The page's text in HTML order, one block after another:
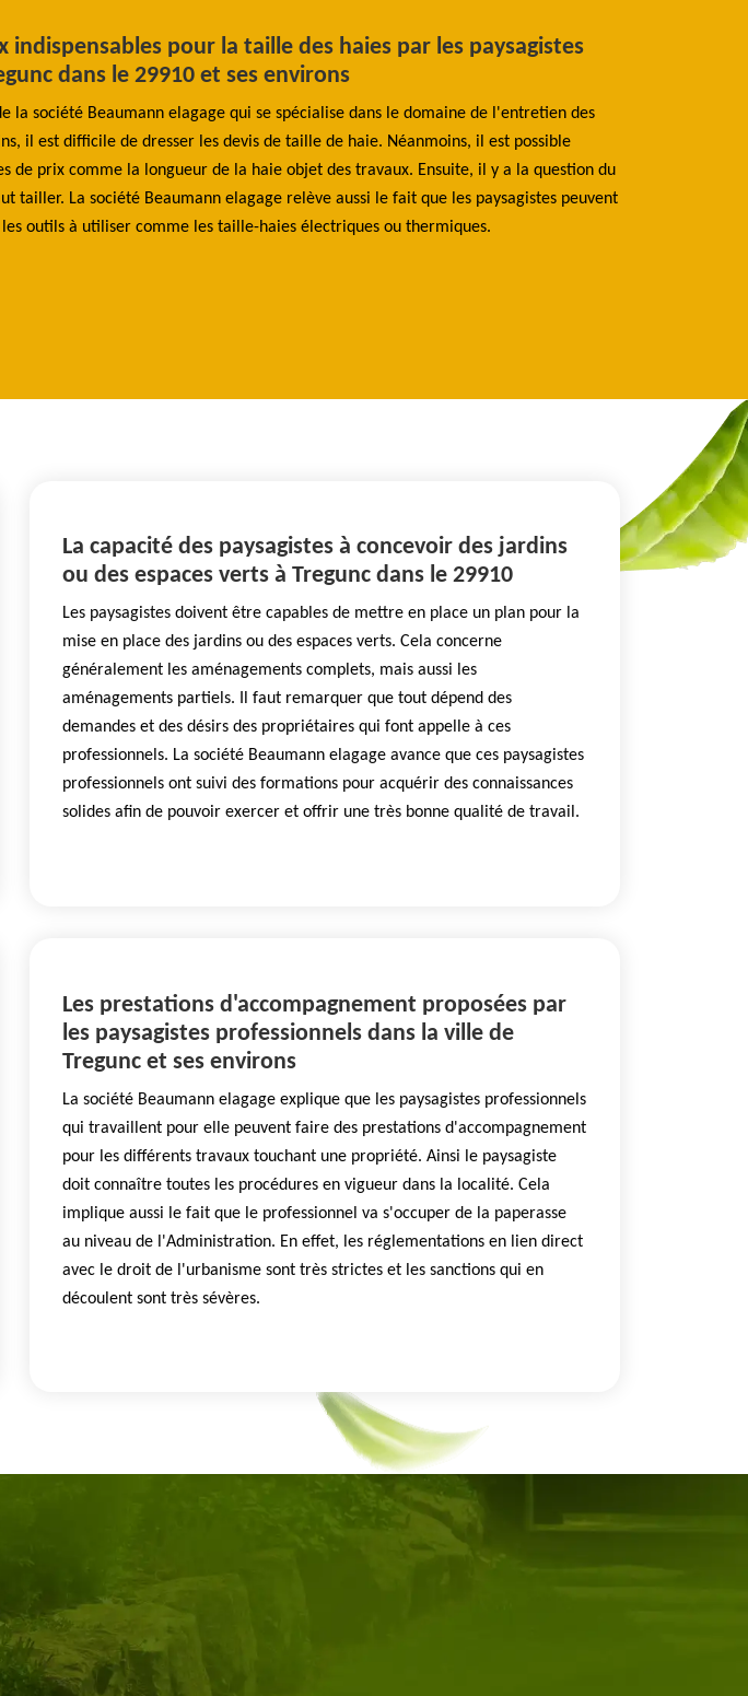
indispensables pour la taille des haies par les paysagistes
dans le 29910 et ses environs
la société Beaumann elagage qui se spécialise dans le domaine de l'entretien des
il est difficile de dresser les devis de taille de haie. Néanmoins, il est possible
de prix comme la longueur de la haie objet des travaux. Ensuite, il y a la question du
tailler. La société Beaumann elagage relève aussi le fait que les paysagistes peuvent
outils à utiliser comme les taille-haies électriques ou thermiques.
La capacité des paysagistes à concevoir des jardins
ou des espaces verts à Tregunc dans le 29910
Les paysagistes doivent être capables de mettre en place un plan pour la
mise en place des jardins ou des espaces verts. Cela concerne
généralement les aménagements complets, mais aussi les
aménagements partiels. Il faut remarquer que tout dépend des
demandes et des désirs des propriétaires qui font appelle à ces
professionnels. La société Beaumann elagage avance que ces paysagistes
professionnels ont suivi des formations pour acquérir des connaissances
solides afin de pouvoir exercer et offrir une très bonne qualité de travail.
Les prestations d'accompagnement proposées par
les paysagistes professionnels dans la ville de
Tregunc et ses environs
La société Beaumann elagage explique que les paysagistes professionnels
qui travaillent pour elle peuvent faire des prestations d'accompagnement
pour les différents travaux touchant une propriété. Ainsi le paysagiste
doit connaître toutes les procédures en vigueur dans la localité. Cela
implique aussi le fait que le professionnel va s'occuper de la paperasse
au niveau de l'Administration. En effet, les réglementations en lien direct
avec le droit de l'urbanisme sont très strictes et les sanctions qui en
découlent sont très sévères.